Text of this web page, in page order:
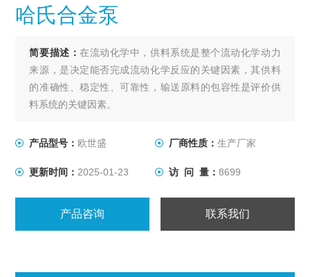
哈氏合金泵
简要描述：在流动化学中，供料系统是整个流动化学动力
来源，是决定能否完成流动化学反应的关键因素，其供料
的准确性、稳定性、可靠性，输送原料的包容性是评价供
料系统的关键因素。
腐蚀材料，测量准确。
产品型号： 欧世盛 厂商性质： 生产厂家
更新时间： 2025-01-23 访 问 量： 8699
产品咨询 联系我们